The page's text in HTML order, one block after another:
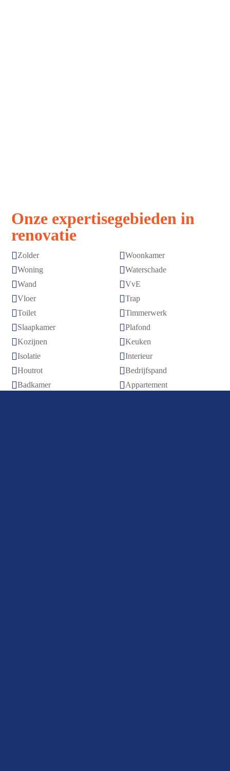
Onze expertisegebieden in
renovatie
Zolder Woonkamer
Woning Waterschade
Wand VvE
Vloer Trap
Toilet Timmerwerk
Slaapkamer Plafond
Kozijnen Keuken
Isolatie Interieur
Houtrot Bedrijfspand
Badkamer Appartement